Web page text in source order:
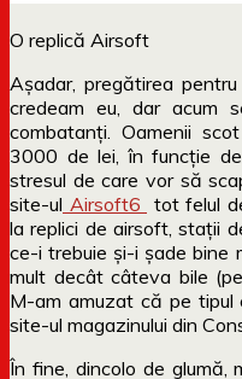
O replică Airsoft
Așadar, pregătirea
credeam eu, dar acum
combatanți. Oamenii
3000 de lei, în funcție
stresul de care vor să
site-ul Airsoft6 tot felul
la replici de airsoft, stații
ce-i trebuie și-i șade bine
mult decât câteva bile
M-am amuzat că pe tipul
site-ul magazinului din
În fine, dincolo de glumă,